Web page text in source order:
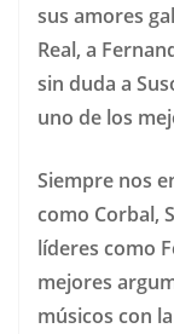
sus amores
Real, a
sin duda a
uno de los
Siempre nos
como Corbal,
líderes como
mejores
músicos con